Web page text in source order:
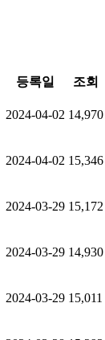
등록일 조회
2024-04-02 14,970
2024-04-02 15,346
2024-03-29 15,172
2024-03-29 14,930
2024-03-29 15,011